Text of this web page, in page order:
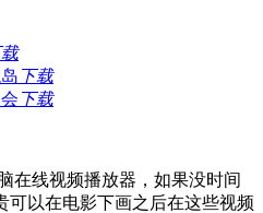
下载
下载
在线视频播放器，如果没时间
可以在电影下画之后在这些视频